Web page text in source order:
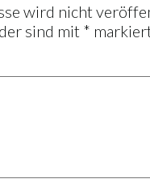
wird nicht
sind mit *